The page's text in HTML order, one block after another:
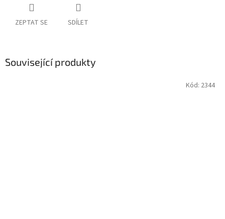
ZEPTAT SE SDÍLET
Související produkty
Kód: 2344